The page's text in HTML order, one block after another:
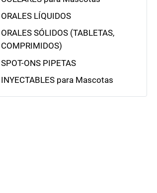
ORALES LÍQUIDOS
ORALES SÓLIDOS (TABLETAS,
COMPRIMIDOS)
SPOT-ONS PIPETAS
INYECTABLES para Mascotas